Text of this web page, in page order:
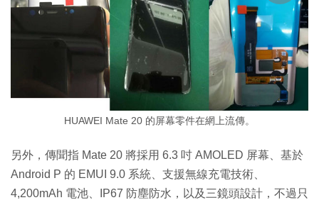
HUAWEI Mate 20 的屏幕零件在網上流傳。
另外，傳聞指 Mate 20 將採用 6.3 吋 AMOLED 屏幕、基於
Android P 的 EMUI 9.0 系統、支援無線充電技術、
4,200mAh 電池、IP67 防塵防水，以及三鏡頭設計，不過只